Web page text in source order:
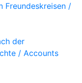
Freundeskreisen /
der
/ Accounts